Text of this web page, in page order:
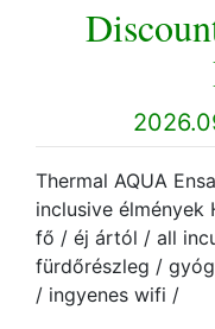
Thermal AQUA
inclusive élmények
fő / éj ártól / all
fürdőrészleg /
/ ingyenes wifi /